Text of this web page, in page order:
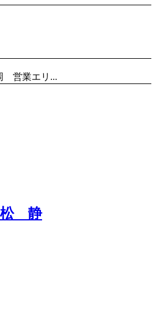
営業エリ...
松 静